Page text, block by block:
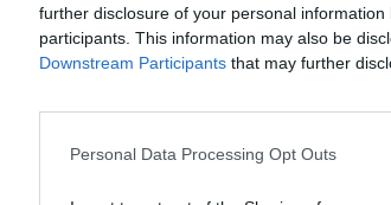
further disclosure of your personal
participants. This information may also be
Downstream Participants that may further
Personal Data Processing Opt Outs
sono anche Cajuste
Jesus la "pazza ma